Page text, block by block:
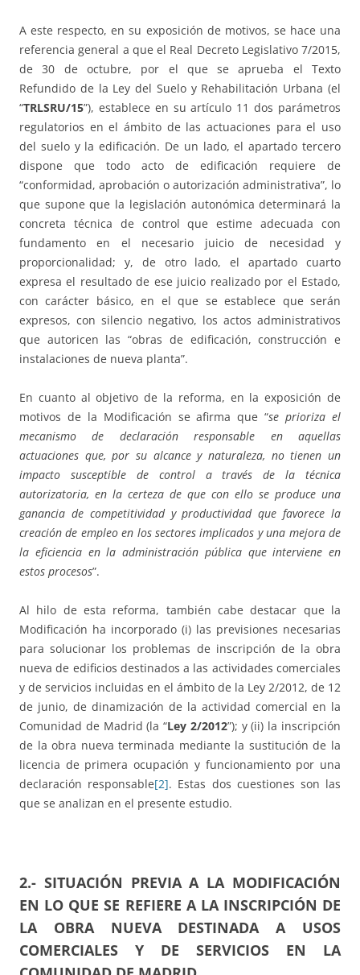
A este respecto, en su exposición de motivos, se hace una
referencia general a que el Real Decreto Legislativo 7/2015,
de 30 de octubre, por el que se aprueba el Texto
Refundido de la Ley del Suelo y Rehabilitación Urbana (el
“TRLSRU/15”), establece en su artículo 11 dos parámetros
regulatorios en el ámbito de las actuaciones para el uso
del suelo y la edificación. De un lado, el apartado tercero
dispone que todo acto de edificación requiere de
“conformidad, aprobación o autorización administrativa”, lo
que supone que la legislación autonómica determinará la
concreta técnica de control que estime adecuada con
fundamento en el necesario juicio de necesidad y
proporcionalidad; y, de otro lado, el apartado cuarto
expresa el resultado de ese juicio realizado por el Estado,
con carácter básico, en el que se establece que serán
expresos, con silencio negativo, los actos administrativos
que autoricen las “obras de edificación, construcción e
instalaciones de nueva planta”.
En cuanto al objetivo de la reforma, en la exposición de
motivos de la Modificación se afirma que “se prioriza el
mecanismo de declaración responsable en aquellas
actuaciones que, por su alcance y naturaleza, no tienen un
impacto susceptible de control a través de la técnica
autorizatoria, en la certeza de que con ello se produce una
ganancia de competitividad y productividad que favorece la
creación de empleo en los sectores implicados y una mejora de
la eficiencia en la administración pública que interviene en
estos procesos”.
Al hilo de esta reforma, también cabe destacar que la
Modificación ha incorporado (i) las previsiones necesarias
para solucionar los problemas de inscripción de la obra
nueva de edificios destinados a las actividades comerciales
y de servicios incluidas en el ámbito de la Ley 2/2012, de 12
de junio, de dinamización de la actividad comercial en la
Comunidad de Madrid (la “Ley 2/2012”); y (ii) la inscripción
de la obra nueva terminada mediante la sustitución de la
licencia de primera ocupación y funcionamiento por una
declaración responsable[2]. Estas dos cuestiones son las
que se analizan en el presente estudio.
2.- SITUACIÓN PREVIA A LA MODIFICACIÓN
EN LO QUE SE REFIERE A LA INSCRIPCIÓN DE
LA OBRA NUEVA DESTINADA A USOS
COMERCIALES Y DE SERVICIOS EN LA